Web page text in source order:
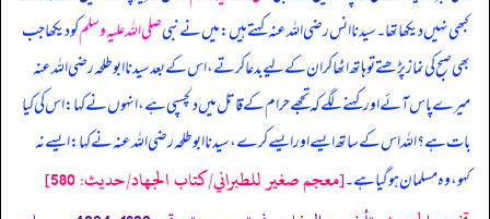
کبھی نہیں دیکھا تھا۔ سیدنا انس رضی اللہ عنہ کہتے ہیں: میں نے نبیصلی اللہ علیہ وسلمکو دیکھا جب
بھی صبح کی نماز پڑھتے تو ہاتھ اٹھا کر ان کے لیے بدعا کرتے، اس کے بعد سیدنا ابوطلحہ رضی اللہ عنہ
میرے پاس آئے اور کہنے لگے کہ تجھے حرام کے قاتل میں دلچسپی ہے، انہوں نے کہا: اس کی کیا
بات ہے؟ اللہ اس کے ساتھ ایسے اور ایسے کرے، سیدنا ابوطلحہ رضی اللہ عنہ نے کہا: ایسے نہ
کہو، وہ مسلمان ہو گیا ہے۔[معجم صغير للطبراني/كتاب الجهاد/حدیث: 580]